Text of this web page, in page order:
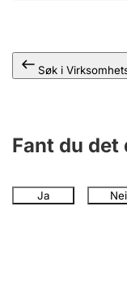
Søk i
Fant du
Ja Nei